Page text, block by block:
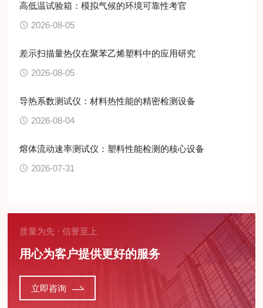
高低温试验箱：模拟气候的环境可靠性考官
2026-08-05
差示扫描量热仪在聚苯乙烯塑料中的应用研究
2026-08-05
导热系数测试仪：材料热性能的精密检测设备
2026-08-04
熔体流动速率测试仪：塑料性能检测的核心设备
2026-07-31
质量为先 · 信誉至上
用心为客户提供更好的服务
立即咨询